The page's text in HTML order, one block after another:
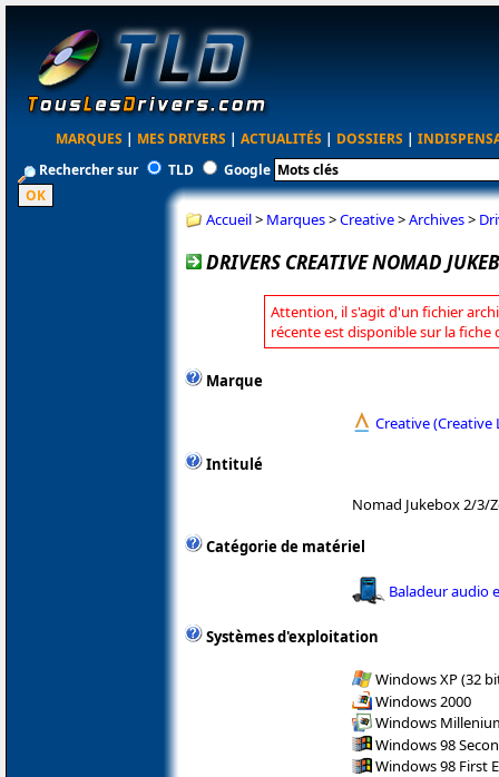
MARQUES | MES DRIVERS | ACTUALITÉS | DOSSIERS |
Rechercher sur
TLD Google
Accueil> Marques>Creative>Archives>
DRIVERS CREATIVE NOMAD
Attention, il s'agit d'un fichier
récente est disponible sur la fiche
Marque
Creative (Creative
Intitulé
Nomad Jukebox 2/3/
Catégorie de matériel
Baladeur audio
Systèmes d'exploitation
Windows XP (32
Windows 2000
Windows
Windows 98
Windows 98 First